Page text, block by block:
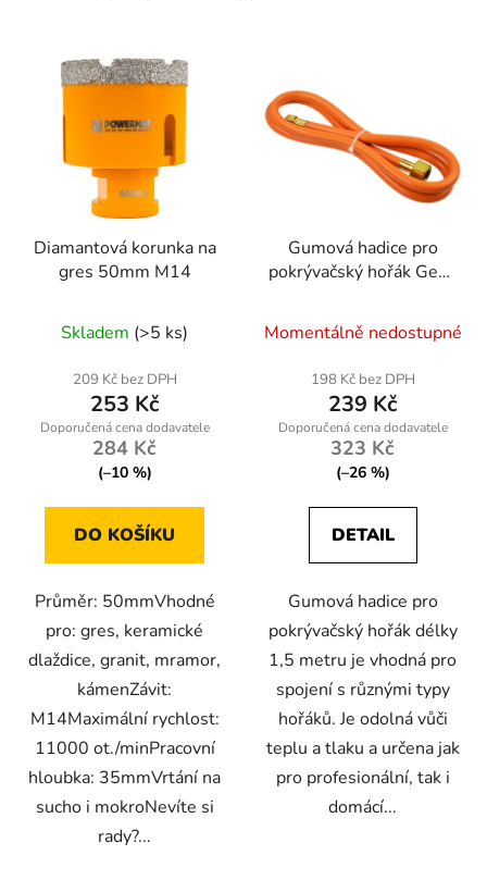
Diamantová korunka na
gres 50mm M14
Skladem (>5 ks)
209 Kč bez DPH
253 Kč
284 Kč
(–10 %)
DO KOŠÍKU
Průměr: 50mmVhodné
pro: gres, keramické
dlaždice, granit, mramor,
kámenZávit:
M14Maximální rychlost:
11000 ot./minPracovní
hloubka: 35mmVrtání na
sucho i mokroNevíte si
rady?...
Gumová hadice pro
pokrývačský hořák Geko
Momentálně nedostupné
198 Kč bez DPH
239 Kč
323 Kč
(–26 %)
DETAIL
Gumová hadice pro
pokrývačský hořák délky
1,5 metru je vhodná pro
spojení s různými typy
hořáků. Je odolná vůči
teplu a tlaku a určena jak
pro profesionální, tak i
domácí...